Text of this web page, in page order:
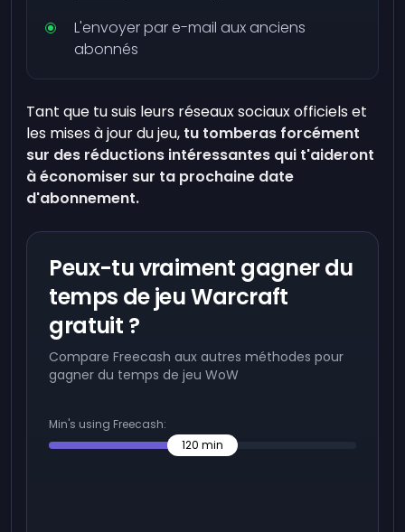
L'envoyer par e-mail aux anciens
abonnés
Tant que tu suis leurs réseaux sociaux officiels et
les mises à jour du jeu, tu tomberas forcément
sur des réductions intéressantes qui t'aideront
à économiser sur ta prochaine date
d'abonnement.
Peux-tu vraiment gagner du
temps de jeu Warcraft
gratuit ?
Compare Freecash aux autres méthodes pour
gagner du temps de jeu WoW
Min's using Freecash:
120 min